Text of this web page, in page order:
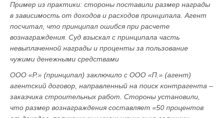
Пример из практики: стороны поставили размер награды
в зависимость от доходов и расходов принципала. Агент
посчитал, что принципал ошибся при расчете
вознаграждения. Суд взыскал с принципала часть
невыплаченной награды и проценты за пользование
чужими денежными средствами
ООО «Р.» (принципал) заключило с ООО «П.» (агент)
агентский договор, направленный на поиск контрагента –
заказчика строительных работ. Стороны установили,
что размер вознаграждения составляет «50 процентов